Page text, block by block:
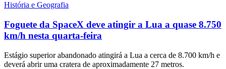
História e Geografia
Foguete da SpaceX deve atingir a Lua a quase 8.750
km/h nesta quarta-feira
Estágio superior abandonado atingirá a Lua a cerca de 8.700 km/h e
deverá abrir uma cratera de aproximadamente 27 metros.